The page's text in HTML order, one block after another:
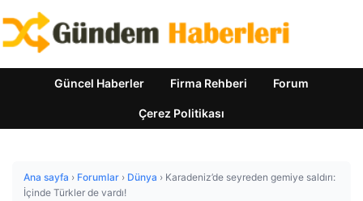
Güncel Haberler Firma Rehberi Forum
Çerez Politikası
Ana sayfa › Forumlar › Dünya › Karadeniz’de seyreden gemiye saldırı:
İçinde Türkler de vardı!